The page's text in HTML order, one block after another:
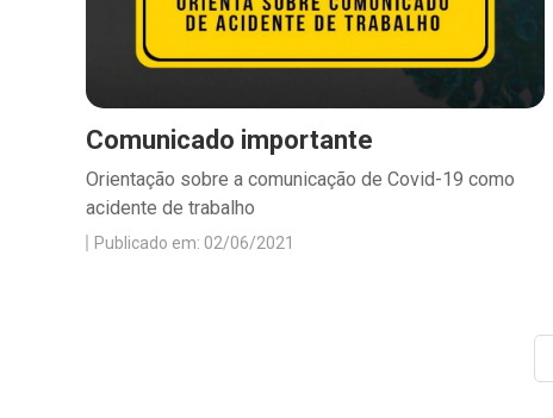
Comunicado importante
Orientação sobre a comunicação de Covid-19 como
acidente de trabalho
Publicado em: 02/06/2021